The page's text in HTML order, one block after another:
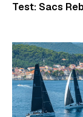
Test: Sacs